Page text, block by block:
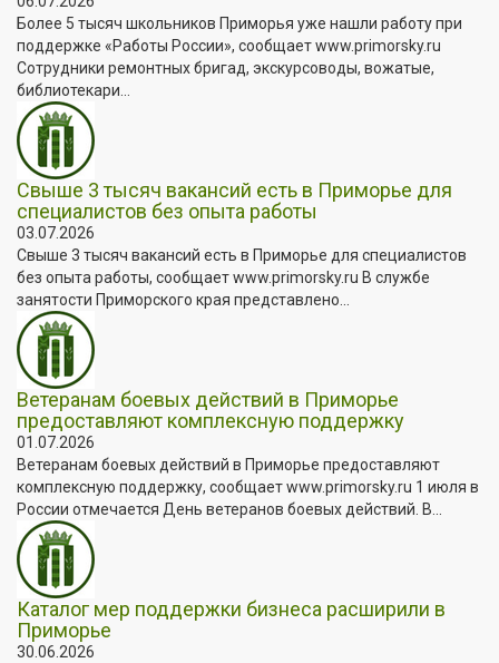
Более 5 тысяч школьников Приморья уже нашли работу при
поддержке «Работы России», сообщает www.primorsky.ru
Сотрудники ремонтных бригад, экскурсоводы, вожатые,
библиотекари...
Свыше 3 тысяч вакансий есть в Приморье для
специалистов без опыта работы
03.07.2026
Свыше 3 тысяч вакансий есть в Приморье для специалистов
без опыта работы, сообщает www.primorsky.ru В службе
занятости Приморского края представлено...
Ветеранам боевых действий в Приморье
предоставляют комплексную поддержку
01.07.2026
Ветеранам боевых действий в Приморье предоставляют
комплексную поддержку, сообщает www.primorsky.ru 1 июля в
России отмечается День ветеранов боевых действий. В...
Каталог мер поддержки бизнеса расширили в
Приморье
30.06.2026